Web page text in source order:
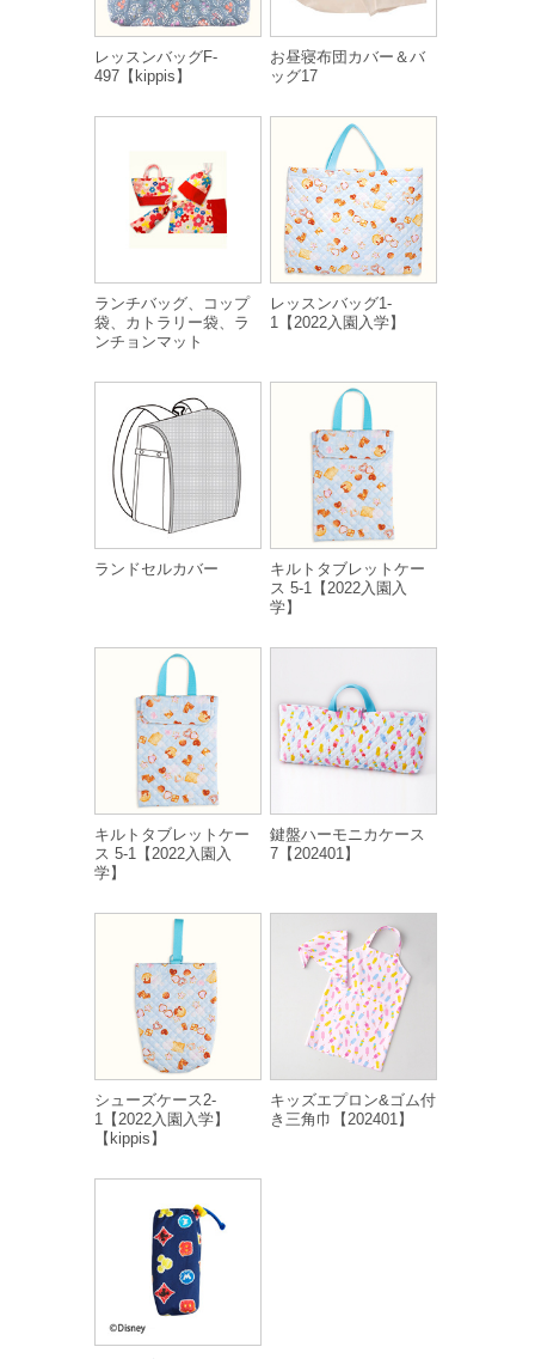
レッスンバッグF-
497【kippis】
お昼寝布団カバー＆バ
ッグ17
ランチバッグ、コップ
袋、カトラリー袋、ラ
ンチョンマット
レッスンバッグ1-
1【2022入園入学】
ランドセルカバー
キルトタブレットケー
ス 5-1【2022入園入
学】
キルトタブレットケー
ス 5-1【2022入園入
学】
鍵盤ハーモニカケース
7【202401】
シューズケース2-
1【2022入園入学】
【kippis】
キッズエプロン&ゴム付
き三角巾【202401】